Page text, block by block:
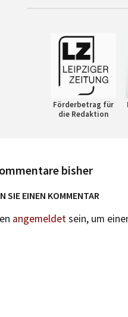
Förderbetrag für
die Redaktion
bisher
SIE EINEN KOMMENTAR
angemeldetsein, um